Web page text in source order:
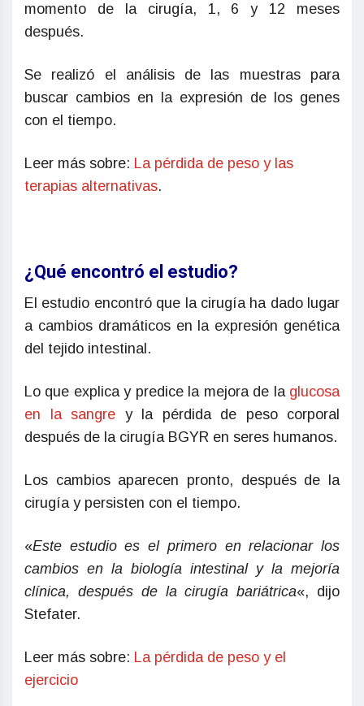
momento de la cirugía, 1, 6 y 12 meses
después.
Se realizó el análisis de las muestras para
buscar cambios en la expresión de los genes
con el tiempo.
Leer más sobre: La pérdida de peso y las
terapias alternativas.
¿Qué encontró el estudio?
El estudio encontró que la cirugía ha dado lugar
a cambios dramáticos en la expresión genética
del tejido intestinal.
Lo que explica y predice la mejora de la glucosa
en la sangre y la pérdida de peso corporal
después de la cirugía BGYR en seres humanos.
Los cambios aparecen pronto, después de la
cirugía y persisten con el tiempo.
«Este estudio es el primero en relacionar los
cambios en la biología intestinal y la mejoría
clínica, después de la cirugía bariátrica«, dijo
Stefater.
Leer más sobre: La pérdida de peso y el
ejercicio